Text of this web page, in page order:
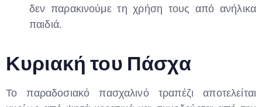
δεν παρακινούμε τη χρήση τους από ανήλικα
παιδιά.
Κυριακή του Πάσχα
Το παραδοσιακό πασχαλινό τραπέζι αποτελείται